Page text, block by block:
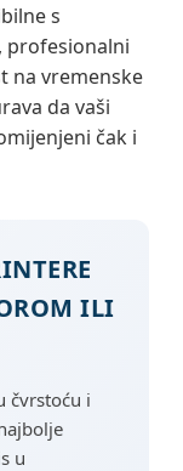
s
profesionalni
na vremenske
da vaši
čak i
ILI
čvrstoću i
u